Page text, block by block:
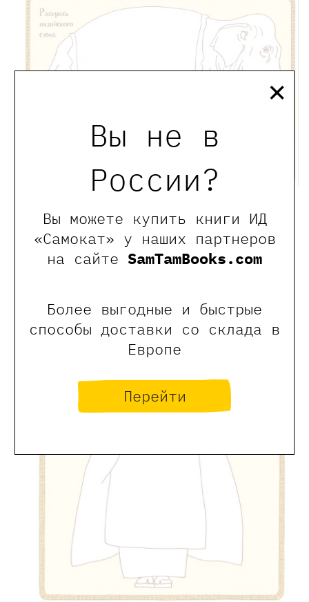
Вы не в
России?
Вы можете купить книги ИД
«Самокат» у наших партнеров
на сайте SamTamBooks.com
Более выгодные и быстрые
способы доставки со склада в
Европе
Перейти
×
Японка в кимоно